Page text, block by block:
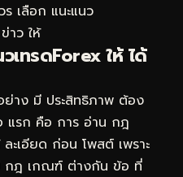
เลือก แนะแนว
าว ให้
เทรดForex ให้ ได้
ย่าง มี ประสิทธิภาพ ต้อง
แรก คือ การ อ่าน กฎ
ะเอียด ก่อน โพสต์ เพราะ
กฎ เกณฑ์ ต่างกัน ข้อ ที่